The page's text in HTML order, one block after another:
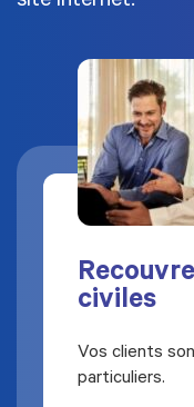
civiles
Vos clients
particuliers.